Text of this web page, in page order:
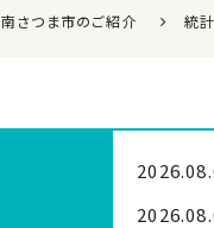
南さつま市のご紹介 統